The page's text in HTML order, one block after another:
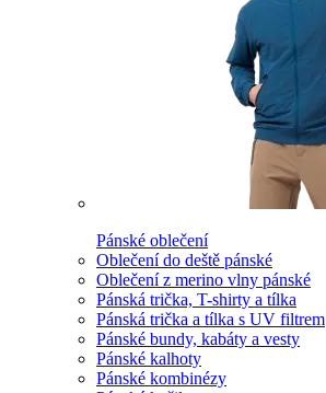
Pánské oblečení
Oblečení do deště pánské
Oblečení z merino vlny pánské
Pánská trička, T-shirty a tílka
Pánská trička a tílka s UV filtrem
Pánské bundy, kabáty a vesty
Pánské kalhoty
Pánské kombinézy